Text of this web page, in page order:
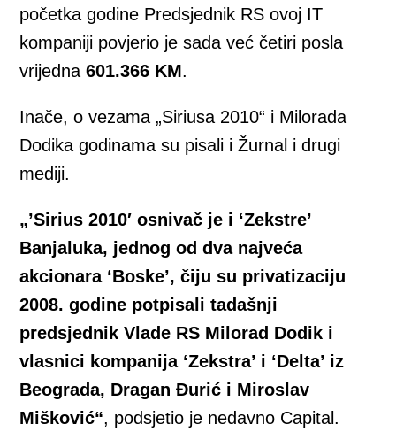
početka godine Predsjednik RS ovoj IT
kompaniji povjerio je sada već četiri posla
vrijedna601.366 KM.
Inače, o vezama „Siriusa 2010“ i Milorada
Dodika godinama su pisali i Žurnal i drugi
mediji.
„’Sirius 2010′ osnivač je i ‘Zekstre’
Banjaluka, jednog od dva najveća
akcionara ‘Boske’, čiju su privatizaciju
2008. godine potpisali tadašnji
predsjednik Vlade RS Milorad Dodik i
vlasnici kompanija ‘Zekstra’ i ‘Delta’ iz
Beograda, Dragan Đurić i Miroslav
Mišković“, podsjetio je nedavno Capital.